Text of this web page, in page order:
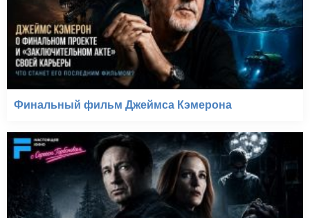
Финальный фильм Джеймса Кэмерона